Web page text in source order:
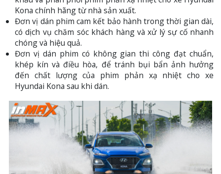
Kona chính hãng từ nhà sản xuất.
️Đơn vị dán phim cam kết bảo hành trong thời gian dài,
có dịch vụ chăm sóc khách hàng và xử lý sự cố nhanh
chóng và hiệu quả.
️Đơn vị dán phim có không gian thi công đạt chuẩn,
khép kín và điều hòa, để tránh bụi bẩn ảnh hưởng
đến chất lượng của phim phản xạ nhiệt cho xe
Hyundai Kona sau khi dán.